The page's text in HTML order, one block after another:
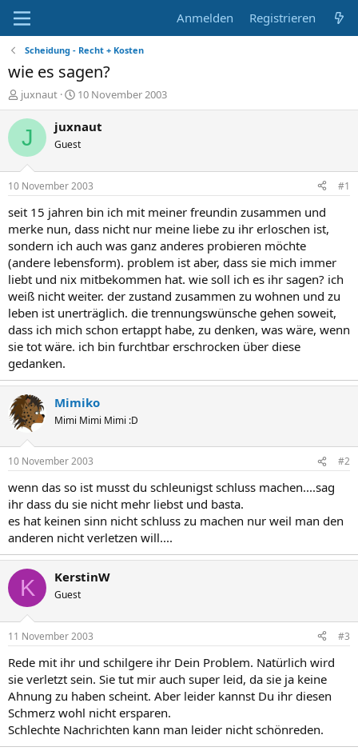
Anmelden Registrieren
Scheidung - Recht + Kosten
wie es sagen?
E
r
s
e
r
juxnaut
E
r
s
e
l
t
a
m
10 November 2003
J juxnaut
Guest
10 November 2003 #1
seit 15 jahren bin ich mit meiner freundin zusammen und
merke nun, dass nicht nur meine liebe zu ihr erloschen ist,
sondern ich auch was ganz anderes probieren möchte
(andere lebensform). problem ist aber, dass sie mich immer
liebt und nix mitbekommen hat. wie soll ich es ihr sagen? ich
weiß nicht weiter. der zustand zusammen zu wohnen und zu
leben ist unerträglich. die trennungswünsche gehen soweit,
dass ich mich schon ertappt habe, zu denken, was wäre, wenn
sie tot wäre. ich bin furchtbar erschrocken über diese
gedanken.
Mimiko
Mimi Mimi Mimi :D
10 November 2003 #2
wenn das so ist musst du schleunigst schluss machen....sag
ihr dass du sie nicht mehr liebst und basta.
es hat keinen sinn nicht schluss zu machen nur weil man den
anderen nicht verletzen will....
K KerstinW
Guest
11 November 2003 #3
Rede mit ihr und schilgere ihr Dein Problem. Natürlich wird
sie verletzt sein. Sie tut mir auch super leid, da sie ja keine
Ahnung zu haben scheint. Aber leider kannst Du ihr diesen
Schmerz wohl nicht ersparen.
Schlechte Nachrichten kann man leider nicht schönreden.